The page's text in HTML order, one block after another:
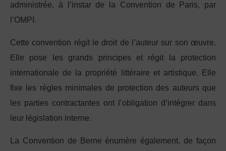
administrée, à l’instar de la Convention de Paris, par
l’OMPI.
Cette convention régit le droit de l’auteur sur son œuvre.
Elle pose les grands principes et régit la protection
internationale de la propriété littéraire et artistique. Elle
fixe les règles minimales de protection des auteurs que
les parties contractantes ont l’obligation d’intégrer dans
leur législation interne.
La Convention de Berne énumère également, de façon